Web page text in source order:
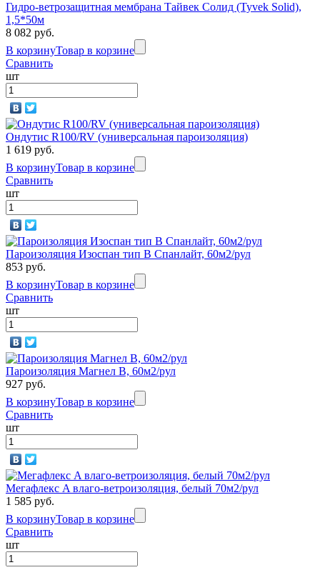
Гидро-ветрозащитная мембрана Тайвек Солид (Tyvek Solid),
1,5*50м
8 082 руб.
В корзинуТовар в корзине
Сравнить
шт
Ондутис R100/RV (универсальная пароизоляция)
1 619 руб.
В корзинуТовар в корзине
Сравнить
шт
Пароизоляция Изоспан тип В Спанлайт, 60м2/рул
853 руб.
В корзинуТовар в корзине
Сравнить
шт
Пароизоляция Магнел B, 60м2/рул
927 руб.
В корзинуТовар в корзине
Сравнить
шт
Мегафлекс A влаго-ветроизоляция, белый 70м2/рул
1 585 руб.
В корзинуТовар в корзине
Сравнить
шт